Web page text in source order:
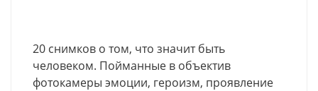
20 снимков о том, что значит быть
человеком. Пойманные в объектив
фотокамеры эмоции, героизм, проявление